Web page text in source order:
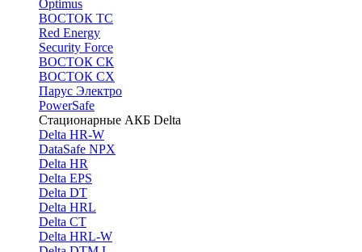
Optimus
ВОСТОК ТС
Red Energy
Security Force
ВОСТОК СК
ВОСТОК СХ
Парус Электро
PowerSafe
Стационарные АКБ Delta
Delta HR-W
DataSafe NPX
Delta HR
Delta EPS
Delta DT
Delta HRL
Delta CT
Delta HRL-W